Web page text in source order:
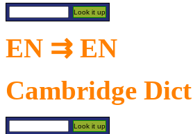
EN ⇉ EN
Cambridge Dict